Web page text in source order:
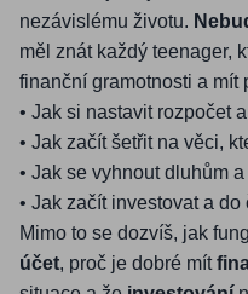
nezávislému životu.
měl znát každý teenager,
finanční gramotnosti a mít
• Jak si nastavit rozpočet
• Jak začít šetřit na věci,
• Jak se vyhnout dluhům
• Jak začít investovat a do
Mimo to se dozvíš, jak
účet, proč je dobré mít